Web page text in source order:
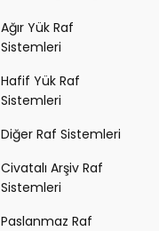
Ağır Yük Raf
Sistemleri
Hafif Yük Raf
Sistemleri
Diğer Raf Sistemleri
Civatalı Arşiv Raf
Sistemleri
Paslanmaz Raf